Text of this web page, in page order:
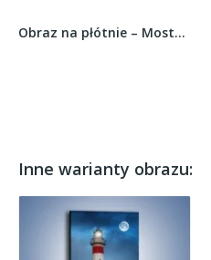
Obraz na płótnie – Most Golden Gate –...
Inne warianty obrazu: